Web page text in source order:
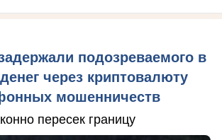
подозреваемого в
через криптовалюту
мошенничеств
пересек границу